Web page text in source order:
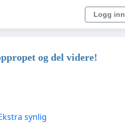
Logg inn
og del videre!
synlig